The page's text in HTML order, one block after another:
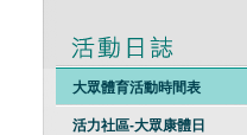
大眾體育活動時間表
活力社區-大眾康體日